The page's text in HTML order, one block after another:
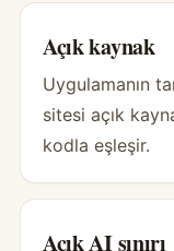
Açık kaynak
Uygulamanın
sitesi açık
kodla eşleşir.
Açık AI sınırı